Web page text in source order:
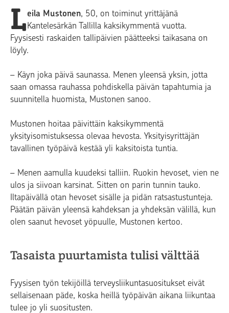
L eila Mustonen, 50, on toiminut yrittäjänä
Kantelesärkän Tallilla kaksikymmentä vuotta.
Fyysisesti raskaiden tallipäivien päätteeksi taikasana on
löyly.
– Käyn joka päivä saunassa. Menen yleensä yksin, jotta
saan omassa rauhassa pohdiskella päivän tapahtumia ja
suunnitella huomista, Mustonen sanoo.
Mustonen hoitaa päivittäin kaksikymmentä
yksityisomistuksessa olevaa hevosta. Yksityisyrittäjän
tavallinen työpäivä kestää yli kaksitoista tuntia.
– Menen aamulla kuudeksi talliin. Ruokin hevoset, vien ne
ulos ja siivoan karsinat. Sitten on parin tunnin tauko.
Iltapäivällä otan hevoset sisälle ja pidän ratsastustunteja.
Päätän päivän yleensä kahdeksan ja yhdeksän välillä, kun
olen saanut hevoset yöpuulle, Mustonen kertoo.
Tasaista puurtamista tulisi välttää
Fyysisen työn tekijöillä terveysliikuntasuositukset eivät
sellaisenaan päde, koska heillä työpäivän aikana liikuntaa
tulee jo yli suositusten.